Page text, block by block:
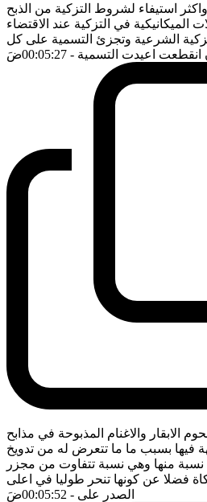
استيفاء لشروط التزكية من الذبح
الميكانيكية في التزكية عند الاقتضاء
الشرعية وتجزئ التسمية على كل
انقطعت اعيدت التسمية - 00:05:27 ضَ
الابقار والاغنام المذبوحة في مذابح
فيها بسبب ما ما تتعرض له من تدويخ
منها وهي نسبة تتفاوت من مجزر
فضلا عن كونها تنحر طوليا في اعلى
الصدر على - 00:05:52 ضَ